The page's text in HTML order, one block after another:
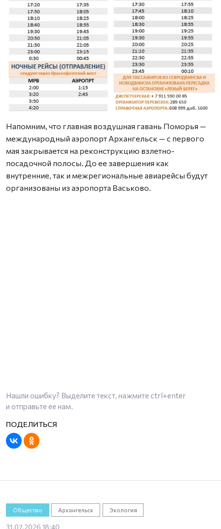
Напомним, что главная воздушная гавань Поморья —
международный аэропорт Архангельск — с первого
мая закрывается на реконструкцию взлетно-
посадочной полосы. До ее завершения как
внутренние, так и межрегиональные авиарейсы будут
организованы из аэропорта Васьково.
Нашли ошибку? Выделите текст, нажмите ctrl+enter
и отправьте ее нам.
Общество Архангельск Экология
31.07.2026 18:40